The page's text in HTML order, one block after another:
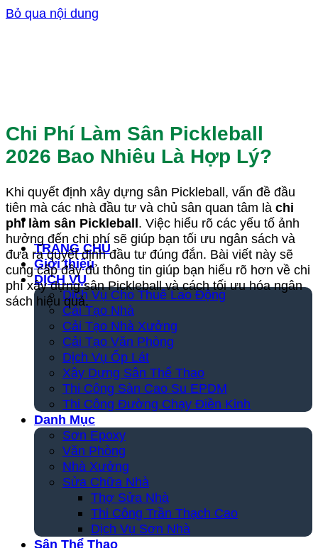
Bỏ qua nội dung
TRANG CHỦ
Giới thiệu
DỊCH VỤ
Dịch Vụ Cho Thuê Lao Động
Cải Tạo Nhà
Cải Tạo Nhà Xưởng
Cải Tạo Văn Phòng
Dịch Vụ Ốp Lát
Xây Dựng Sân Thể Thao
Thi Công Sàn Cao Su EPDM
Thi Công Đường Chạy Điền Kinh
Danh Mục
Sơn Epoxy
Văn Phòng
Nhà Xưởng
Sửa Chữa Nhà
Thợ Sửa Nhà
Thi Công Trần Thạch Cao
Dịch Vụ Sơn Nhà
Sân Thể Thao
Chi Phí Làm Sân Pickleball
2026 Bao Nhiêu Là Hợp Lý?
Khi quyết định xây dựng sân Pickleball, vấn đề đầu
tiên mà các nhà đầu tư và chủ sân quan tâm là chi
phí làm sân Pickleball. Việc hiểu rõ các yếu tố ảnh
hưởng đến chi phí sẽ giúp bạn tối ưu ngân sách và
đưa ra quyết định đầu tư đúng đắn. Bài viết này sẽ
cung cấp đầy đủ thông tin giúp bạn hiểu rõ hơn về chi
phí xây dựng sân Pickleball và cách tối ưu hóa ngân
sách hiệu quả.